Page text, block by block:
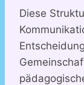
Diese